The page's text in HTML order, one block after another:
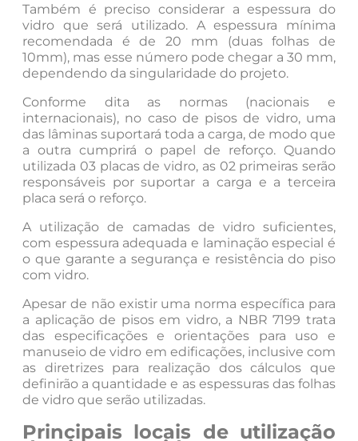
Também é preciso considerar a espessura do
vidro que será utilizado. A espessura mínima
recomendada é de 20 mm (duas folhas de
10mm), mas esse número pode chegar a 30 mm,
dependendo da singularidade do projeto.
Conforme dita as normas (nacionais e
internacionais), no caso de pisos de vidro, uma
das lâminas suportará toda a carga, de modo que
a outra cumprirá o papel de reforço. Quando
utilizada 03 placas de vidro, as 02 primeiras serão
responsáveis por suportar a carga e a terceira
placa será o reforço.
A utilização de camadas de vidro suficientes,
com espessura adequada e laminação especial é
o que garante a segurança e resistência do piso
com vidro.
Apesar de não existir uma norma específica para
a aplicação de pisos em vidro, a NBR 7199 trata
das especificações e orientações para uso e
manuseio de vidro em edificações, inclusive com
as diretrizes para realização dos cálculos que
definirão a quantidade e as espessuras das folhas
de vidro que serão utilizadas.
Principais locais de utilização